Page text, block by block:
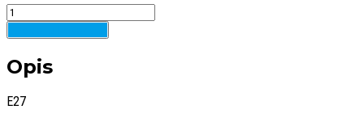
Quantity
Opis
E27